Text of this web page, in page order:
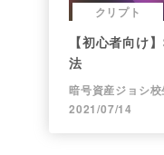
クリプト
【初心者向け
法
暗号資産ジョシ
2021/07/14